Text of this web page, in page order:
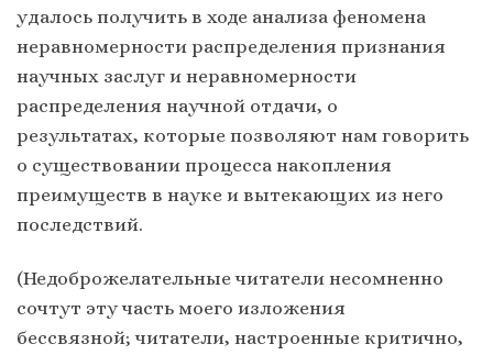
удалось получить в ходе анализа феномена
неравномерности распределения признания
научных заслуг и неравномерности
распределения научной отдачи, о
результатах, которые позволяют нам говорить
о существовании процесса накопления
преимуществ в науке и вытекающих из него
последствий.
(Недоброжелательные читатели несомненно
сочтут эту часть моего изложения
бессвязной; читатели, настроенные критично,